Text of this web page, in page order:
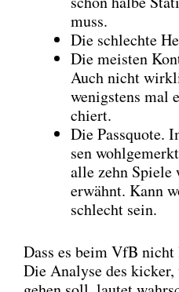
muss.
Die schlech­te
Die meis­ten
Auch nicht
wenigs­tens mal
chiert.
Die Pass­quo­te.
sen
alle zehn
erwähnt. Kann
schlecht sein.
Dass es beim VfB
Die Ana­ly­se des